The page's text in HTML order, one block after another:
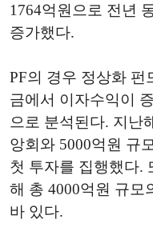
1764억원으로 전년
증가했다.
PF의 경우 정상화 펀
금에서 이자수익이
으로 분석된다. 지난
앙회와 5000억원 규
첫 투자를 집행했다.
해 총 4000억원 규모
바 있다.